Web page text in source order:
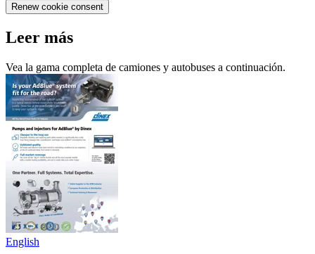
Renew cookie consent
Leer más
Vea la gama completa de camiones y autobuses a continuación.
English